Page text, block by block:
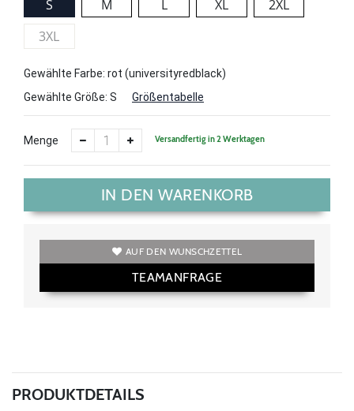
S M L XL
2XL
3XL
Gewählte Farbe: rot (universityredblack)
Gewählte Größe: S Größentabelle
Menge Versandfertig in 2 Werktagen
IN DEN WARENKORB
AUF DEN WUNSCHZETTEL
TEAMANFRAGE
PRODUKTDETAILS